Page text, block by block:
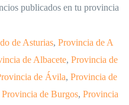
publicados en tu provincia
de Asturias, Provincia de A
de Albacete, Provincia de
de Ávila, Provincia de
Provincia de Burgos, Provincia